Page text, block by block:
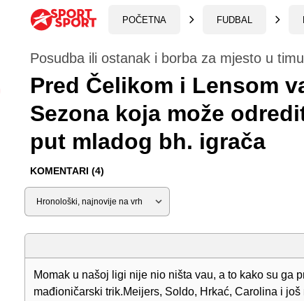
POČETNA FUDBAL
Posudba ili ostanak i borba za mjesto u
Pred Čelikom i Lensom
Sezona koja može
put mladog bh. igrača
KOMENTARI (4)
Sortiraj
Momak u našoj ligi nije nio ništa vau, a to kako su ga
mađioničarski trik.Meijers, Soldo, Hrkać, Carolina i